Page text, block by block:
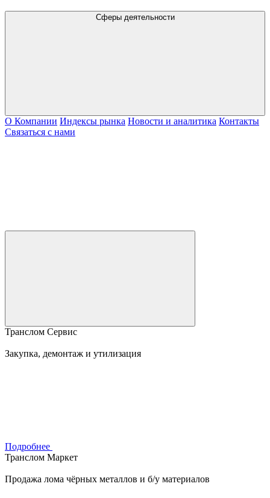
Сферы деятельности
О Компании Индексы рынка Новости и аналитика Контакты
Связаться с нами
Транслом Сервис
Закупка, демонтаж и утилизация
Подробнее
Транслом Маркет
Продажа лома чёрных металлов и б/у материалов